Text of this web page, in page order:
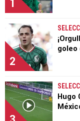
1
2
goleo
Hugo